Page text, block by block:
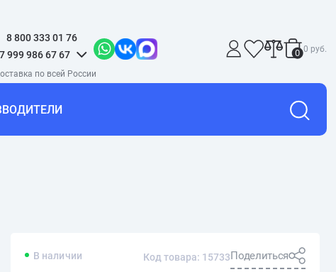
8 800 333 01 76
999 986 67 67
0 0 руб.
В наличии Код товара: 15733Поделиться